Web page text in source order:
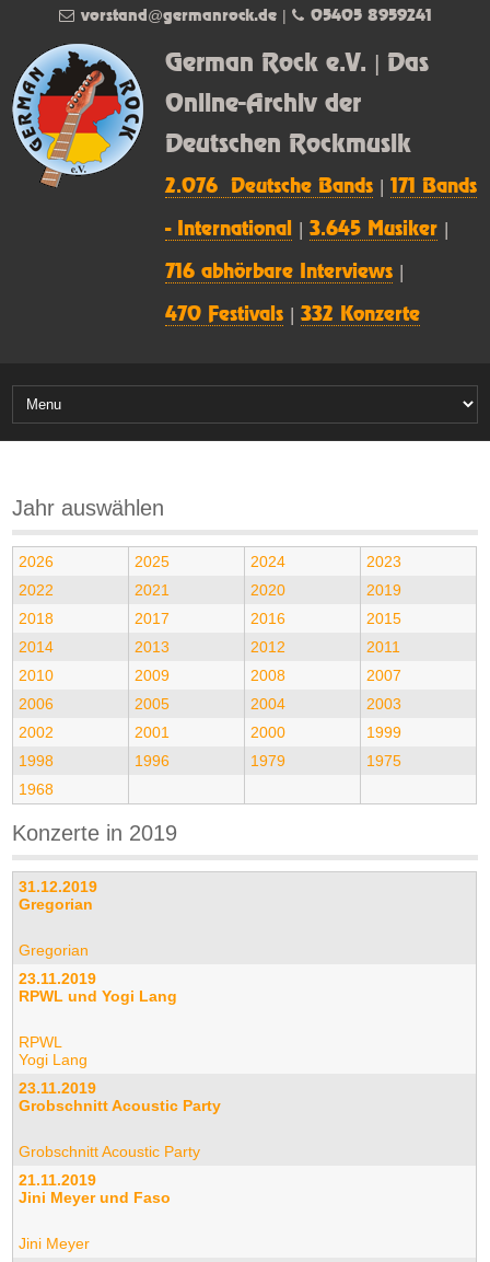
German Rock e.V. | Das
Online-Archiv der
Deutschen Rockmusik
2.076 Deutsche Bands |171 Bands
- International |3.645 Musiker
716 abhörbare Interviews
470 Festivals |332 Konzerte
vorstand@germanrock.de| 05405 8959241
Jahr auswählen
2026 2025 2024
2023
2022
2021 2020
2019
2018
2017 2016
2015
2014
2013 2012
2011
2010
2009 2008
2007
2006
2005 2004
2003
2002
2001 2000
1999
1998
1996 1979
1975
1968
Konzerte in 2019
31.12.2019
Gregorian
Gregorian
23.11.2019
RPWL und Yogi Lang
RPWL
Yogi Lang
23.11.2019
Grobschnitt Acoustic Party
Grobschnitt Acoustic Party
21.11.2019
Jini Meyer und Faso
Jini Meyer